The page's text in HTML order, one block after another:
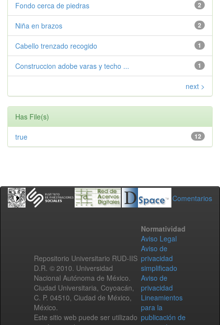
2
Fondo cerca de piedras
2
Niña en brazos
1
Cabello trenzado recogido
1
Construccion adobe varas y techo ...
next >
Has File(s)
12
true
Comentarios
Repositorio Universitario RUD-IIS
D.R. © 2010. Universidad
Nacional Autónoma de México.
Ciudad Universitaria, Coyoacán,
C. P. 04510, Ciudad de México,
México.
Este sitio web puede ser utilizado
Normatividad
Aviso Legal
Aviso de
privacidad
simplificado
Aviso de
privacidad
Lineamientos
para la
publicación de